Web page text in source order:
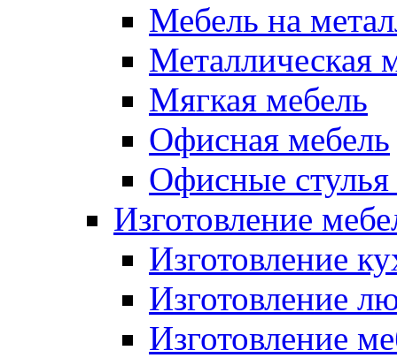
Мебель на
Металлическая
Мягкая мебель
Офисная мебель
Офисные стулья
Изготовление
Изготовление
Изготовление
Изготовление